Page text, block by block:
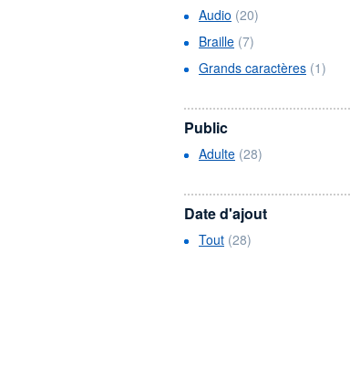
Audio (20)
Braille (7)
Grands caractères (1)
Public
Adulte (28)
Date d'ajout
Tout (28)